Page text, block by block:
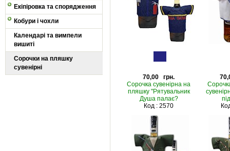
Екіпіровка та спорядження
Кобури і чохли
Календарі та вимпели
вишиті
Сорочки на пляшку
сувенірні
70,00 грн.
Сорочка сувенірна на
пляшку "Рятувальник
Душа палає?
Код : 2570